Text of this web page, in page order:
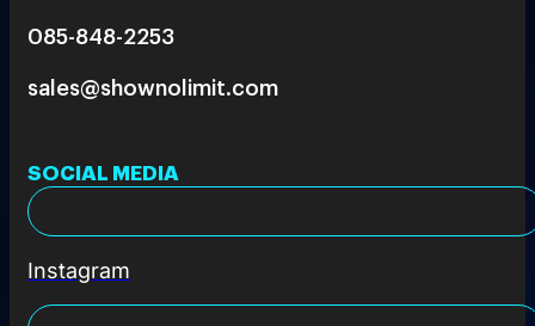
085-848-2253
sales@shownolimit.com
SOCIAL MEDIA
Instagram